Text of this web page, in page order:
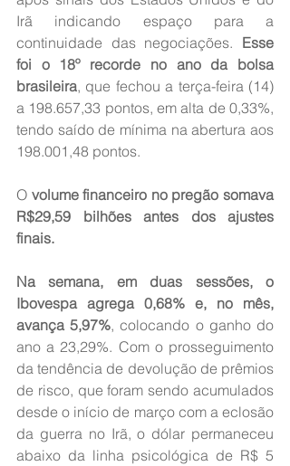
Irã indicando espaço para a
continuidade das negociações. Esse
foi o 18º recorde no ano da bolsa
brasileira, que fechou a terça-feira (14)
a 198.657,33 pontos, em alta de 0,33%,
tendo saído de mínima na abertura aos
198.001,48 pontos.
O volume financeiro no pregão somava
R$29,59 bilhões antes dos ajustes
finais.
Na semana, em duas sessões, o
Ibovespa agrega 0,68% e, no mês,
avança 5,97%, colocando o ganho do
ano a 23,29%. Com o prosseguimento
da tendência de devolução de prêmios
de risco, que foram sendo acumulados
desde o início de março com a eclosão
da guerra no Irã, o dólar permaneceu
abaixo da linha psicológica de R$ 5